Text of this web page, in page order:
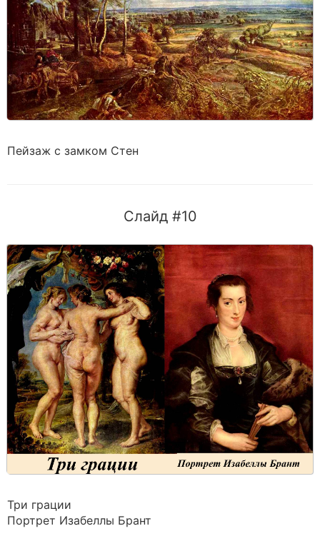
Пейзаж с замком Стен
Слайд #10
Три грации
Портрет Изабеллы Брант